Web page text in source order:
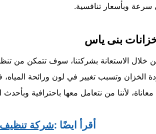
وبأسعار تنافسية.
بنى ياس
من خلال الاستعانة بشركتنا، سوف تتمكن من
الخزان وتسبب تغيير في لون ورائحة
لأننا من نتعامل معها باحترافية وبأحدث
أقرأ ايضًا :شركة تنظيف